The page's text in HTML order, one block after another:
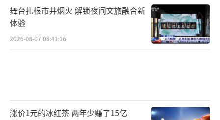
舞台扎根市井烟火 解锁夜间文旅融合新
体验
2026-08-07 08:41:16
涨价1元的冰红茶 两年少赚了15亿